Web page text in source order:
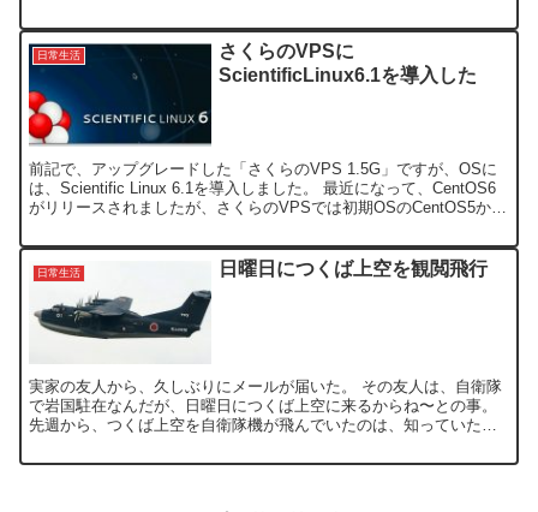
煙...
日常生活
さくらのVPSに
ScientificLinux6.1を導入した
前記で、アップグレードした「さくらのVPS 1.5G」ですが、OSに
は、Scientific Linux 6.1を導入しました。 最近になって、CentOS6
がリリースされましたが、さくらのVPSでは初期OSのCentOS5から
日常生活 日曜日につくば上空を観閲飛行
実家の友人から、久しぶりにメールが届いた。 その友人は、自衛隊
で岩国駐在なんだが、日曜日につくば上空に来るからね〜との事。
先週から、つくば上空を自衛隊機が飛んでいたのは、知っていた